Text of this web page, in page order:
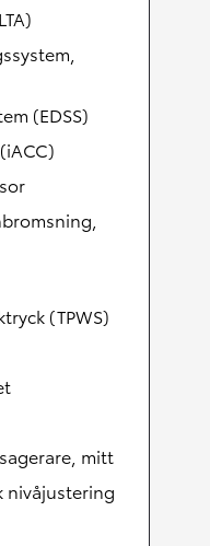
(EDSS)
(TPWS)
mitt
nivåjustering